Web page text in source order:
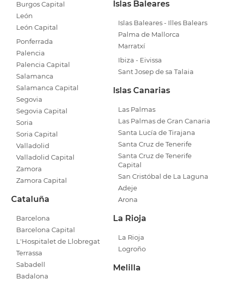
Burgos Capital
León
León Capital
Ponferrada
Palencia
Palencia Capital
Salamanca
Salamanca Capital
Segovia
Segovia Capital
Soria
Soria Capital
Valladolid
Valladolid Capital
Zamora
Zamora Capital
Cataluña
Barcelona
Barcelona Capital
L'Hospitalet de Llobregat
Terrassa
Sabadell
Badalona
Islas Baleares
Islas Baleares - Illes Balears
Palma de Mallorca
Marratxí
Ibiza - Eivissa
Sant Josep de sa Talaia
Islas Canarias
Las Palmas
Las Palmas de Gran Canaria
Santa Lucía de Tirajana
Santa Cruz de Tenerife
Santa Cruz de Tenerife
Capital
San Cristóbal de La Laguna
Adeje
Arona
La Rioja
La Rioja
Logroño
Melilla